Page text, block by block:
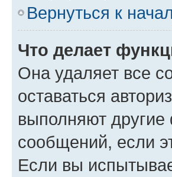
Вернуться к
Что делает
Она удаляет все
оставаться
выполняют другие
сообщений, если
Если вы